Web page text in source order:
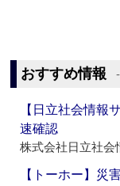
おすすめ情報
【日立社会情報
速確認
株式会社日立社会
【トーホー】